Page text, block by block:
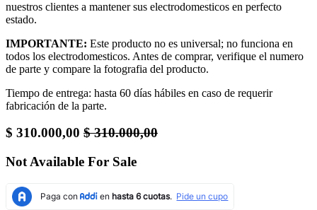
nuestros clientes a mantener sus electrodomesticos en perfecto
estado.
IMPORTANTE: Este producto no es universal; no funciona en
todos los electrodomesticos. Antes de comprar, verifique el numero
de parte y compare la fotografia del producto.
Tiempo de entrega: hasta 60 días hábiles en caso de requerir
fabricación de la parte.
$ 310.000,00 $310.000,00
Not Available For Sale